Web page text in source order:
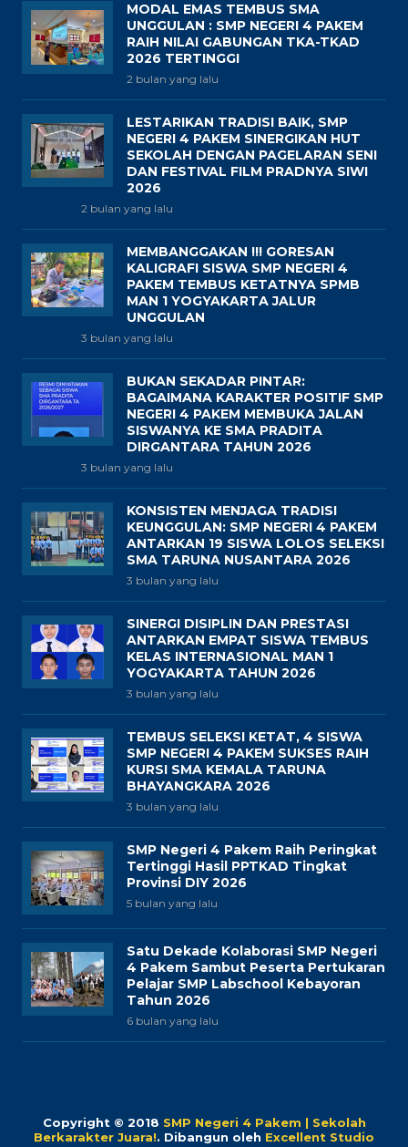
MODAL EMAS TEMBUS SMA
UNGGULAN : SMP NEGERI 4 PAKEM
RAIH NILAI GABUNGAN TKA-TKAD
2026 TERTINGGI
2 bulan yang lalu
LESTARIKAN TRADISI BAIK, SMP
NEGERI 4 PAKEM SINERGIKAN HUT
SEKOLAH DENGAN PAGELARAN SENI
DAN FESTIVAL FILM PRADNYA SIWI
2026
2 bulan yang lalu
MEMBANGGAKAN !!! GORESAN
KALIGRAFI SISWA SMP NEGERI 4
PAKEM TEMBUS KETATNYA SPMB
MAN 1 YOGYAKARTA JALUR
UNGGULAN
3 bulan yang lalu
BUKAN SEKADAR PINTAR:
BAGAIMANA KARAKTER POSITIF SMP
NEGERI 4 PAKEM MEMBUKA JALAN
SISWANYA KE SMA PRADITA
DIRGANTARA TAHUN 2026
3 bulan yang lalu
KONSISTEN MENJAGA TRADISI
KEUNGGULAN: SMP NEGERI 4 PAKEM
ANTARKAN 19 SISWA LOLOS SELEKSI
SMA TARUNA NUSANTARA 2026
3 bulan yang lalu
SINERGI DISIPLIN DAN PRESTASI
ANTARKAN EMPAT SISWA TEMBUS
KELAS INTERNASIONAL MAN 1
YOGYAKARTA TAHUN 2026
3 bulan yang lalu
TEMBUS SELEKSI KETAT, 4 SISWA
SMP NEGERI 4 PAKEM SUKSES RAIH
KURSI SMA KEMALA TARUNA
BHAYANGKARA 2026
3 bulan yang lalu
SMP Negeri 4 Pakem Raih Peringkat
Tertinggi Hasil PPTKAD Tingkat
Provinsi DIY 2026
5 bulan yang lalu
Satu Dekade Kolaborasi SMP Negeri
4 Pakem Sambut Peserta Pertukaran
Pelajar SMP Labschool Kebayoran
Tahun 2026
6 bulan yang lalu
Copyright © 2018 SMP Negeri 4 Pakem | Sekolah
Berkarakter Juara!. Dibangun oleh Excellent Studio